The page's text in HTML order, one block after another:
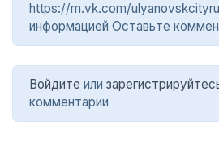
https://m.vk.com/
информацией Оставьте
Войдите или
комментарии